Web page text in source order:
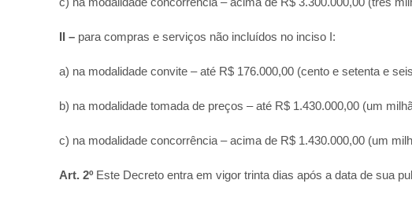
II – para compras e serviços não incluídos no inciso I:
a) na modalidade convite – até R$ 176.000,00 (cento e setenta e
b) na modalidade tomada de preços – até R$ 1.430.000,00 (um
c) na modalidade concorrência – acima de R$ 1.430.000,00 (um
Art. 2ºEste Decreto entra em vigor trinta dias após a data de sua